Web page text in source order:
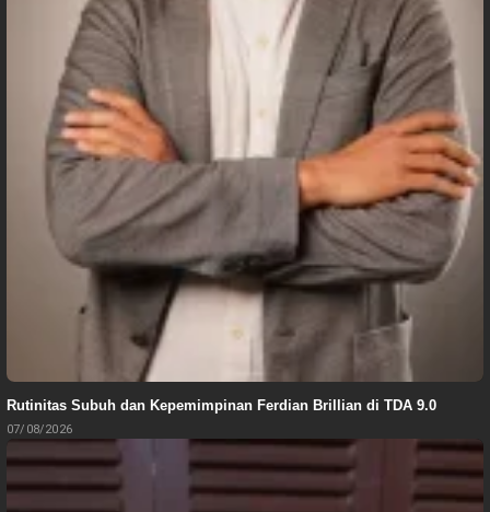
Rutinitas Subuh dan Kepemimpinan Ferdian Brillian di TDA 9.0
07/08/2026